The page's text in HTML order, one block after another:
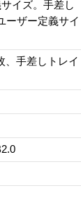
イズ。手差し
ーザー定義サイ
、手差しトレイ